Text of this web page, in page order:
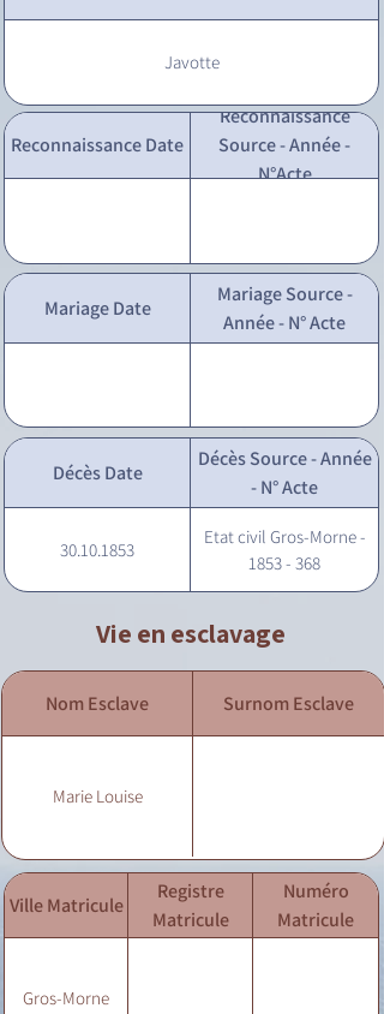
Javotte
Reconnaissance Date
Reconnaissance
Source - Année -
N°Acte
Mariage Date
Mariage Source -
Année - N° Acte
Décès Date
Décès Source - Année
- N° Acte
30.10.1853
Etat civil Gros-Morne -
1853 - 368
Vie en esclavage
Nom Esclave Surnom Esclave
Marie Louise
Ville Matricule
Registre
Matricule
Numéro
Matricule
Gros-Morne